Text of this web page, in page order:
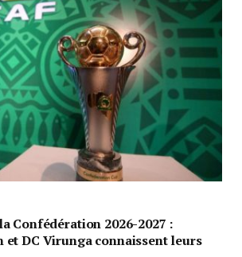
Confédération 2026-2027 :
et DC Virunga connaissent leurs